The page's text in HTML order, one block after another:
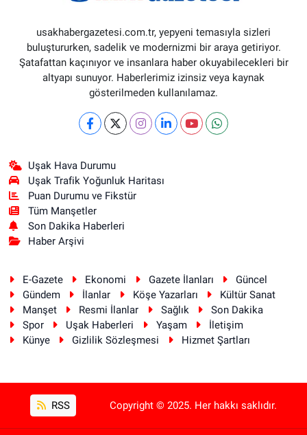
usakhabergazetesi.com.tr, yepyeni temasıyla sizleri
buluştururken, sadelik ve modernizmi bir araya getiriyor.
Şatafattan kaçınıyor ve insanlara haber okuyabilecekleri bir
altyapı sunuyor. Haberlerimiz izinsiz veya kaynak
gösterilmeden kullanılamaz.
Uşak Hava Durumu
Uşak Trafik Yoğunluk Haritası
Puan Durumu ve Fikstür
Tüm Manşetler
Son Dakika Haberleri
Haber Arşivi
E-Gazete Ekonomi Gazete İlanları
Güncel
Gündem
İlanlar Köşe Yazarları
Kültür Sanat
Manşet
Resmi İlanlar Sağlık
Son Dakika
Spor
Uşak Haberleri Yaşam
İletişim
Künye
Gizlilik Sözleşmesi Hizmet Şartları
RSS Copyright © 2025. Her hakkı saklıdır.